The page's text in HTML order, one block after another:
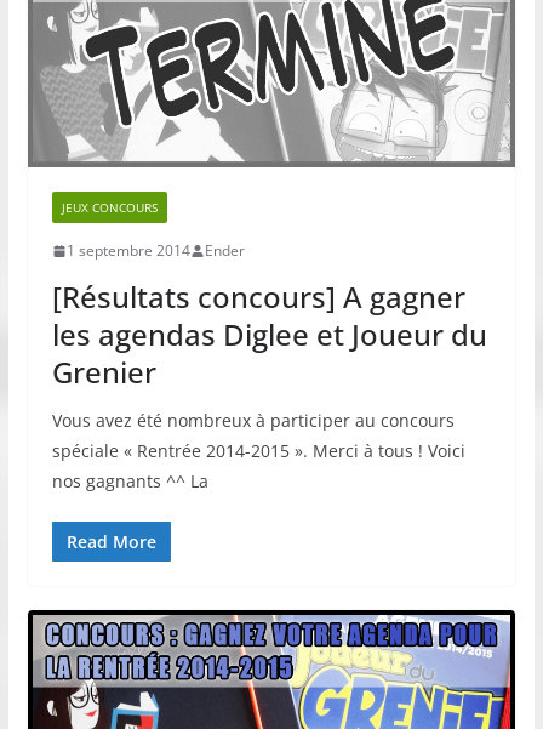
JEUX CONCOURS
1 septembre 2014 Ender
[Résultats concours] A gagner
les agendas Diglee et Joueur du
Grenier
Vous avez été nombreux à participer au concours
spéciale « Rentrée 2014-2015 ». Merci à tous ! Voici
nos gagnants ^^ La
Read More